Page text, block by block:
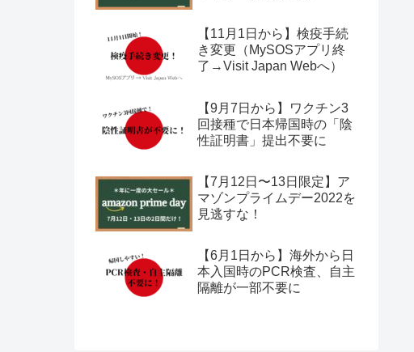
【11月1日から】検疫手続
き変更（MySOSアプリ終
了→Visit Japan Webへ）
【9月7日から】ワクチン3
回接種で日本帰国時の「陰
性証明書」提出不要に
【7月12日〜13日限定】ア
マゾンプライムデー2022を
見逃すな！
【6月1日から】海外から日
本入国時のPCR検査、自主
隔離が一部不要に